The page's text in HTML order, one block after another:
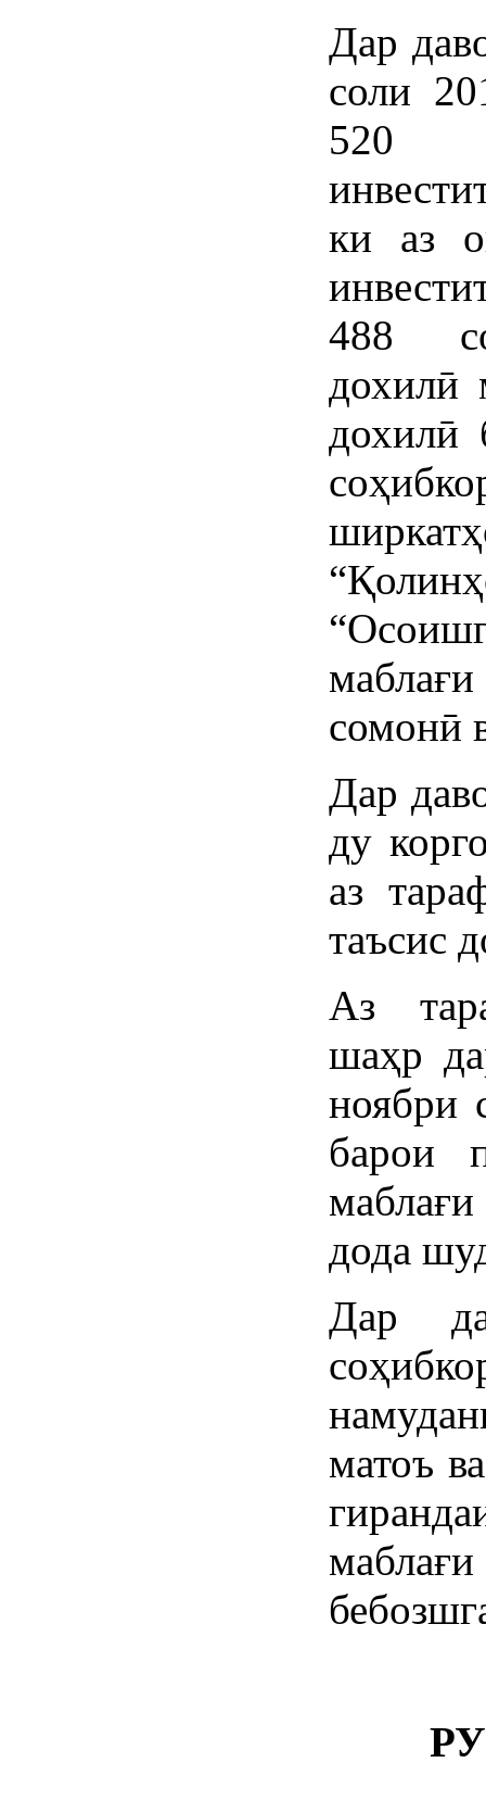
Дар
соли
520
ки аз
488
дохилӣ
дохилӣ
сомонӣ
Дар
ду
аз
таъсис
Аз
шаҳр
ноябри
барои
дода
Дар
матоъ